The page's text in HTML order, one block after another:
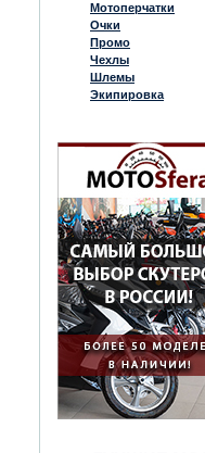
Мотоперчатки
Очки
Промо
Чехлы
Шлемы
Экипировка